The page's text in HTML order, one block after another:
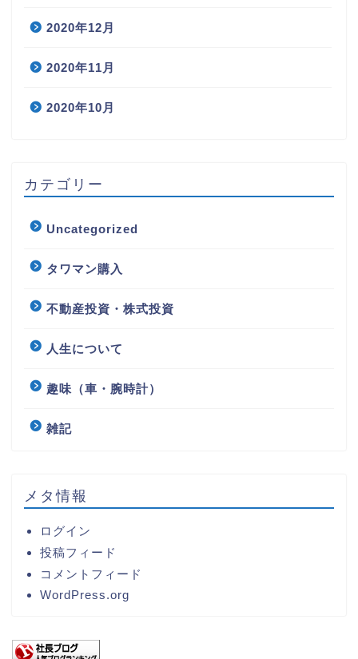
2020年12月
2020年11月
2020年10月
カテゴリー
Uncategorized
タワマン購入
不動産投資・株式投資
人生について
趣味（車・腕時計）
雑記
メタ情報
ログイン
投稿フィード
コメントフィード
WordPress.org